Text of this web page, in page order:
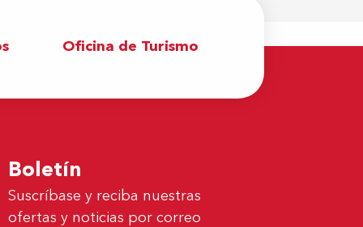
Oficina de Turismo
Boletín
Suscríbase y reciba nuestras
ofertas y noticias por correo